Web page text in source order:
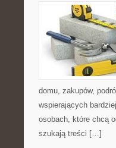
domu, zakupów,
wspierających
osobach, które chcą
szukają treści […]